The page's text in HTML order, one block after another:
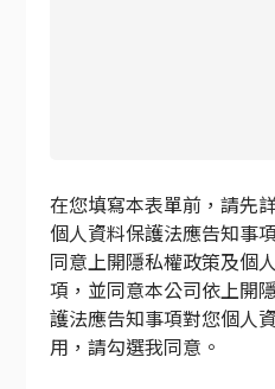
在您填寫本表單前，請先
個人資料保護法應告知事
同意上開隱私權政策及個
項，並同意本公司依上開
護法應告知事項對您個人
用，請勾選我同意。